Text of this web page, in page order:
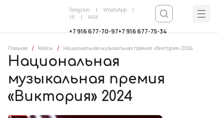
Telegram
WhatsApp
VK
MAX
+7 916 677-70-97+7 916 677-75-34
Главная / Кейсы / Национальная музыкальная премия «Виктория» 2024
Национальная
музыкальная премия
«Виктория» 2024